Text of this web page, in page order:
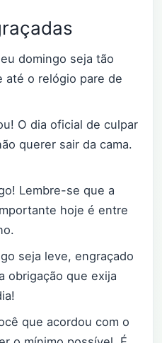
domingo seja tão
até o relógio pare de
O dia oficial de culpar
querer sair da cama.
Lembre-se que a
hoje é entre
seja leve, engraçado
obrigação que exija
que acordou com o